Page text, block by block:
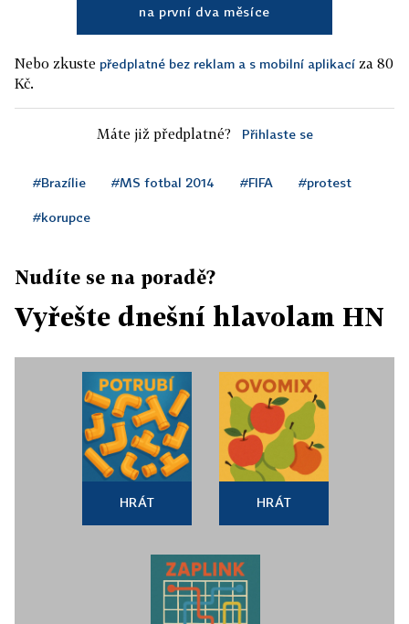
na první dva měsíce
Nebo zkuste předplatné bez reklam a s mobilní aplikací za 80
Kč.
Máte již předplatné? Přihlaste se
#Brazílie #MS fotbal 2014 #FIFA #protest
#korupce
Nudíte se na poradě?
Vyřešte dnešní hlavolam HN
HRÁT HRÁT